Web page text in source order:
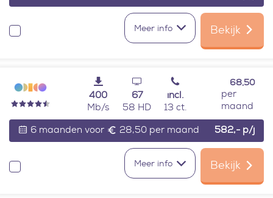
Meer info Bekijk
400
Mb/s
67
58 HD
incl.
13 ct.
68,50
per
maand
6 maanden voor
28,50 per maand 582,- p/j
Meer info Bekijk